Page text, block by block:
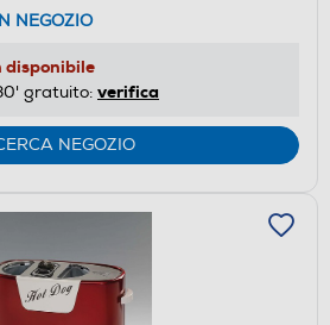
NEGOZIO
disponibile
gratuito: verifica
NEGOZIO